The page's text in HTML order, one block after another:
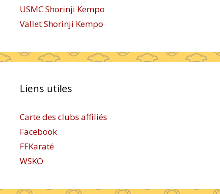
USMC Shorinji Kempo
Vallet Shorinji Kempo
Liens utiles
Carte des clubs affiliés
Facebook
FFKaraté
WSKO